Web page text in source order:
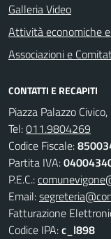
Galleria Video
Attività economiche
Associazioni e
CONTATTI E RECAPITI
Piazza Palazzo
Tel:011.9804269
Codice Fiscale:
Partita IVA:
P.E.C.:
Email:
Fatturazione
Codice IPA:c_l898